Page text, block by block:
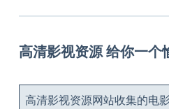
高清影视资源 给你一个
高清影视资源网站收集的电